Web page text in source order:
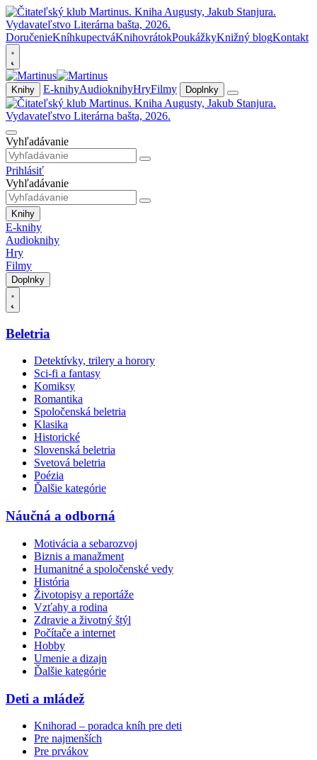
DoručenieKníhkupectváKnihovrátokPoukážkyKnižný blogKontakt
Knihy E-knihyAudioknihyHryFilmy Doplnky
Vyhľadávanie
Prihlásiť
Vyhľadávanie
Knihy
E-knihy
Audioknihy
Hry
Filmy
Doplnky
Beletria
Detektívky, trilery a horory
Sci-fi a fantasy
Komiksy
Romantika
Spoločenská beletria
Klasika
Historické
Slovenská beletria
Svetová beletria
Poézia
Ďalšie kategórie
Náučná a odborná
Motivácia a sebarozvoj
Biznis a manažment
Humanitné a spoločenské vedy
História
Životopisy a reportáže
Vzťahy a rodina
Zdravie a životný štýl
Počítače a internet
Hobby
Umenie a dizajn
Ďalšie kategórie
Deti a mládež
Knihorad – poradca kníh pre deti
Pre najmenších
Pre prvákov